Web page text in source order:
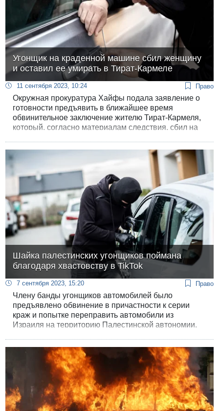
Угонщик на краденной машине сбил женщину
и оставил ее умирать в Тират-Кармеле
11 сентября 2023, 10:24 Право
Окружная прокуратура Хайфы подала заявление о
готовности предъявить в ближайшее время
обвинительное заключение жителю Тират-Кармеля,
который, согласно материалам следствия, сбил на
умирать на дороге.
Шайка палестинских угонщиков поймана
благодаря хвастовству в TikTok
7 сентября 2023, 15:20 Право
Члену банды угонщиков автомобилей было
предъявлено обвинение в причастности к серии
краж и попытке переправить автомобили из
Израиля на территорию Палестинской автономии.